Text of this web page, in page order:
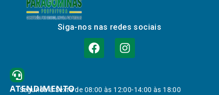
Siga-nos nas redes sociais
ATENDIMENTO
Segunda à Sexta de 08:00 às 12:00-14:00 às 18:00